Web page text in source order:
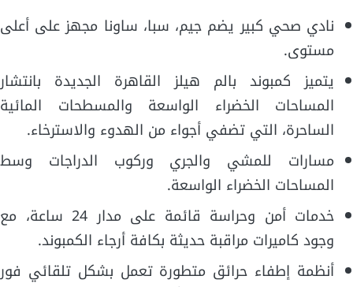
نادي صحي كبير يضم جيم، سبا، ساونا مجهز على أعلى
مستوى.
يتميز كمبوند بالم هيلز القاهرة الجديدة بانتشار
المساحات الخضراء الواسعة والمسطحات المائية
الساحرة، التي تضفي أجواء من الهدوء والاسترخاء.
مسارات للمشي والجري وركوب الدراجات وسط
المساحات الخضراء الواسعة.
خدمات أمن وحراسة قائمة على مدار 24 ساعة، مع
وجود كاميرات مراقبة حديثة بكافة أرجاء الكمبوند.
أنظمة إطفاء حرائق متطورة تعمل بشكل تلقائي فور